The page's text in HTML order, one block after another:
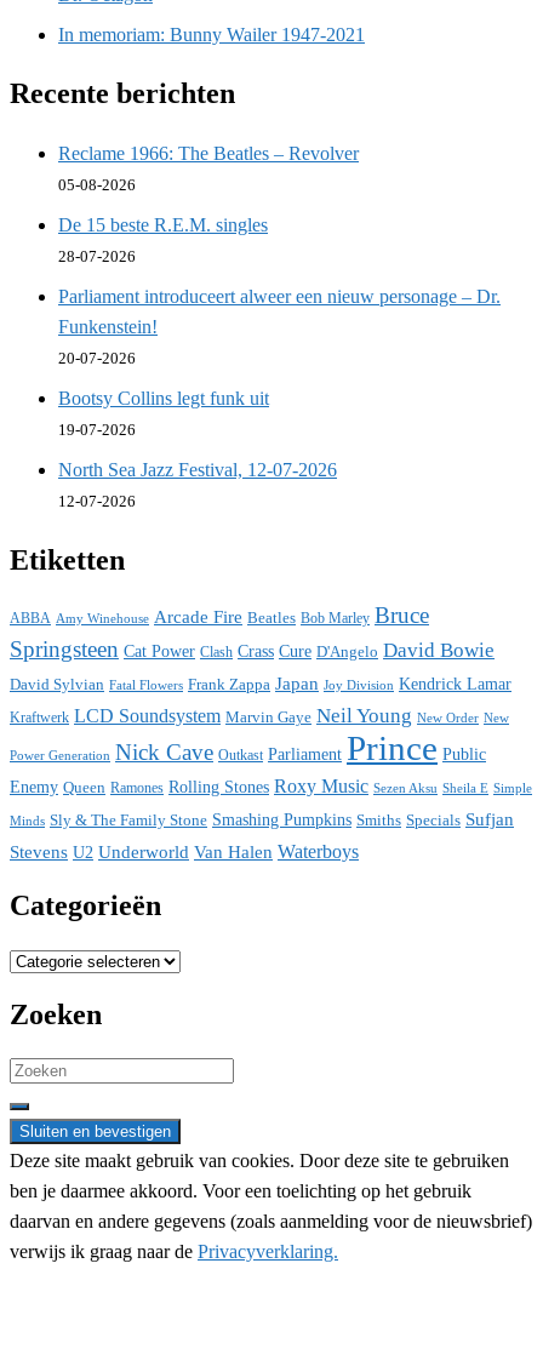
In memoriam: Bunny Wailer 1947-2021
Recente berichten
Reclame 1966: The Beatles – Revolver
05-08-2026
De 15 beste R.E.M. singles
28-07-2026
Parliament introduceert alweer een nieuw personage – Dr.
Funkenstein!
20-07-2026
Bootsy Collins legt funk uit
19-07-2026
North Sea Jazz Festival, 12-07-2026
12-07-2026
Etiketten
ABBA Amy Winehouse Arcade Fire Beatles Bob Marley Bruce
Springsteen Cat Power Clash Crass Cure D'Angelo David Bowie
David Sylvian Fatal Flowers Frank Zappa Japan Joy Division Kendrick Lamar
Kraftwerk LCD Soundsystem Marvin Gaye Neil Young New Order New
Power Generation Nick Cave Outkast Parliament Prince Public
Enemy Queen Ramones Rolling Stones Roxy Music Sezen Aksu Sheila E Simple
Minds Sly & The Family Stone Smashing Pumpkins Smiths Specials Sufjan
Stevens U2 Underworld Van Halen Waterboys
Categorieën
Categorieën
Zoeken
Search
for:
Deze site maakt gebruik van cookies. Door deze site te gebruiken
ben je daarmee akkoord. Voor een toelichting op het gebruik
daarvan en andere gegevens (zoals aanmelding voor de nieuwsbrief)
verwijs ik graag naar de Privacyverklaring.